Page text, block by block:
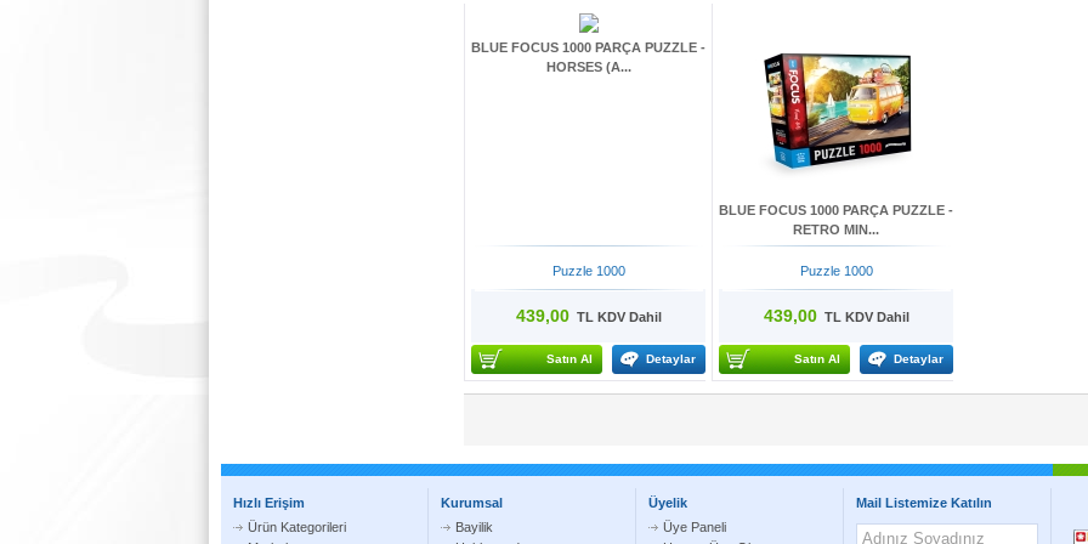
BLUE FOCUS 1000 PARÇA PUZZLE -
HORSES (A...
Puzzle 1000
439,00TL KDV Dahil
Satın Al Detaylar
BLUE FOCUS 1000 PARÇA PUZZLE -
RETRO MIN...
Puzzle 1000
439,00TL KDV Dahil
Satın Al Detaylar
Hızlı Erişim
Ürün Kategorileri
Kurumsal
Bayilik
Üyelik
Üye Paneli
Mail Listemize Katılın